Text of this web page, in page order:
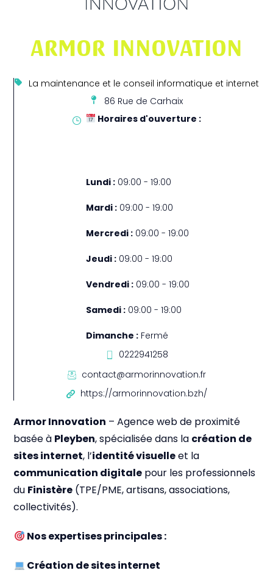
ARMOR INNOVATION
La maintenance et le conseil informatique et internet
86 Rue de Carhaix
Horaires d'ouverture :
Lundi : 09:00 - 19:00
Mardi : 09:00 - 19:00
Mercredi : 09:00 - 19:00
Jeudi : 09:00 - 19:00
Vendredi : 09:00 - 19:00
Samedi : 09:00 - 19:00
Dimanche : Fermé
0222941258
contact@armorinnovation.fr
https://armorinnovation.bzh/
Armor Innovation – Agence web de proximité
basée à Pleyben, spécialisée dans la création de
sites internet, l’identité visuelle et la
communication digitale pour les professionnels
du Finistère (TPE/PME, artisans, associations,
collectivités).
Nos expertises principales :
Création de sites internet